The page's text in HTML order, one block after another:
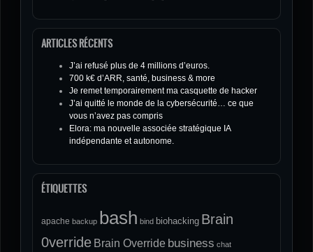
ARTICLES RÉCENTS
J’ai refusé plus de 4 millions d’euros.
700 k€ d’ARR, santé, business & more
Je remet temporairement ma casquette de hacker
J’ai quitté le monde de la cybersécurité… ce que
vous n’avez pas compris
Elora: ma nouvelle associée stratégique IA
indépendante et autonome.
ÉTIQUETTES
apache backup bash bind biohacking Brain
0verride Brain Override business chat